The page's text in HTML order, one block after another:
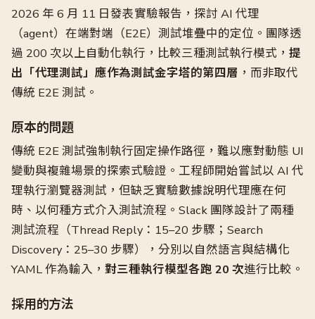
2026 年 6 月 11 日發表實驗報告，探討 AI 代理
（agent）在端對端（E2E）測試堆疊中的定位。團隊透
過 200 次以上自動化執行，比較三種測試執行模式， 提
出「代理測試」應作為測試金字塔的第四層 ，而非取代
傳統 E2E 測試。
原本的問題
傳統 E2E 測試強制執行固定操作路徑，難以應對動態 UI
變動與複雜場景的探索式驗證。工程師開始嘗試以 AI 代
理執行瀏覽器測試，但缺乏實驗數據說明代理應在何
時、以何種方式介入測試流程。Slack 團隊設計了兩種
測試流程（Thread Reply：15–20 步驟；Search
Discovery：25–30 步驟），分別以自然語言與結構化
YAML 作為輸入， 對三種執行模型各跑 20 次進行比較。
採用的方法